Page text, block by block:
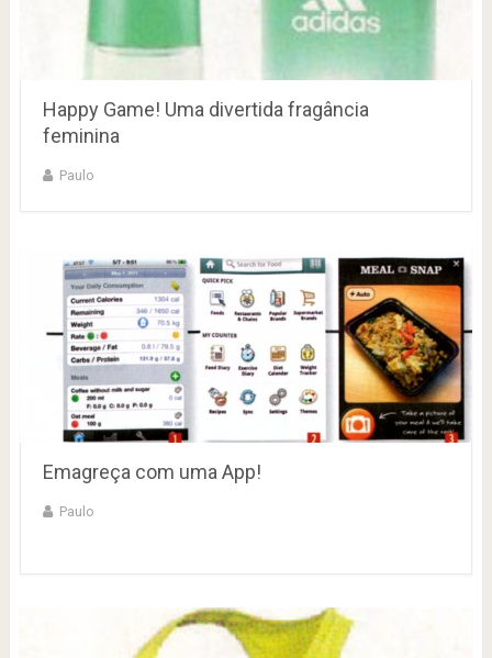
Happy Game! Uma divertida fragância
feminina
Paulo
Emagreça com uma App!
Paulo